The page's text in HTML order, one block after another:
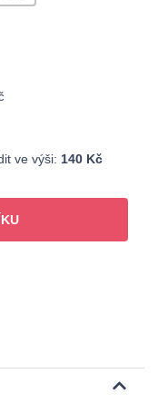
ve výši: 140 Kč